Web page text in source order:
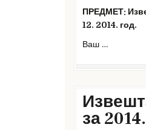
ПРЕДМЕТ:
12. 2014. год.
Ваш …
за